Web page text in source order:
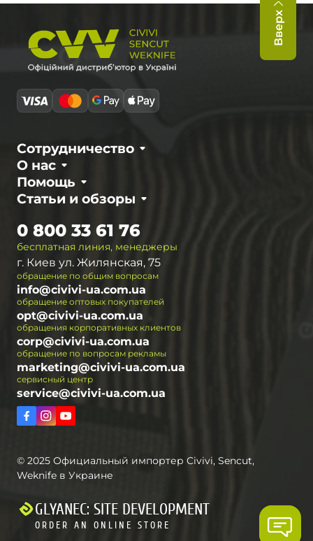
Вверх
О нас
Сотрудничество
Статьи и обзоры
Помощь
бесплатная линия, менеджеры
0 800 33 61 76
г. Киев ул. Жилянская, 75
обращение по общим вопросам
info@civivi-ua.com.ua
обращение оптовых покупателей
opt@civivi-ua.com.ua
обращения корпоративных клиентов
corp@civivi-ua.com.ua
обращение по вопросам рекламы
marketing@civivi-ua.com.ua
сервисный центр
service@civivi-ua.com.ua
© 2025 Официальный импортер Civivi, Sencut,
Weknife в Украине
GLYANEC: SITE DEVELOPMENT
ORDER AN ONLINE STORE